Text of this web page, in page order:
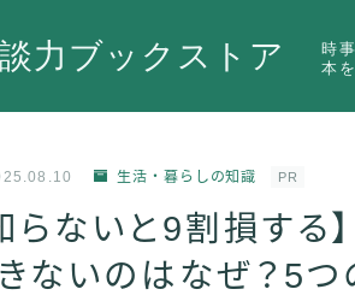
力ブックストア
時
本
生活・暮らしの知識 PR
らないと9割損す
ないのはなぜ？5